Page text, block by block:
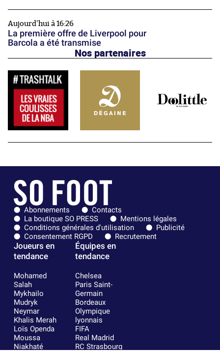
Aujourd'hui à 16:26
La première offre de Liverpool pour
Barcola a été transmise
Nos partenaires
Abonnements
Contacts
La boutique SO PRESS
Mentions légales
Conditions générales d'utilisation
Publicité
Consentement RGPD
Recrutement
Joueurs en
tendance
Mohamed
Salah
Mykhailo
Mudryk
Neymar
Khalis Merah
Loïs Openda
Moussa
Niakhaté
Équipes en
tendance
Chelsea
Paris Saint-
Germain
Bordeaux
Olympique
lyonnais
FIFA
Real Madrid
RC Strasbourg